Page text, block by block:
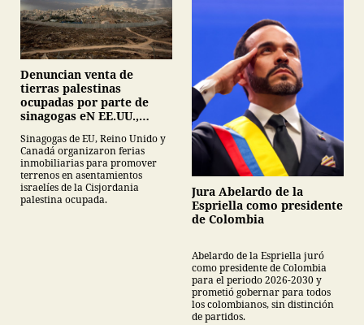
Denuncian venta de
tierras palestinas
ocupadas por parte de
sinagogas eN EE.UU.,
Sinagogas de EU, Reino Unido y
Canadá organizaron ferias
inmobiliarias para promover
terrenos en asentamientos
israelíes de la Cisjordania
palestina ocupada.
Jura Abelardo de la
Espriella como presidente
de Colombia
Abelardo de la Espriella juró
como presidente de Colombia
para el periodo 2026-2030 y
prometió gobernar para todos
los colombianos, sin distinción
de partidos.